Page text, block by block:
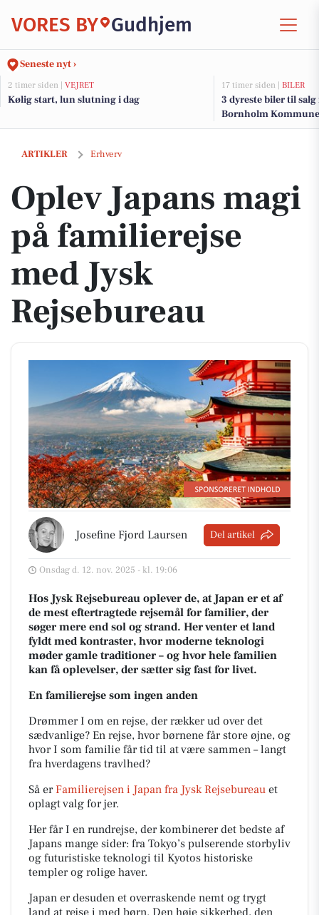
VORES BY Gudhjem
Seneste nyt ›
2 timer siden | VEJRET
Kølig start, lun slutning i dag
17 timer siden | BILER
3 dyreste biler til
Bornholm Kommune
ARTIKLER Erhverv
Oplev Japans magi på familierejse med Jysk Rejsebureau
Oplev Japans magi
på familierejse
med Jysk
Rejsebureau
Josefine Fjord Laursen Del artikel
Onsdag d. 12. nov. 2025 - kl. 19:06
Hos Jysk Rejsebureau oplever de, at Japan er et af
de mest eftertragtede rejsemål for familier, der
søger mere end sol og strand. Her venter et land
fyldt med kontraster, hvor moderne teknologi
møder gamle traditioner – og hvor hele familien
kan få oplevelser, der sætter sig fast for livet.
En familierejse som ingen anden
Drømmer I om en rejse, der rækker ud over det
sædvanlige? En rejse, hvor børnene får store øjne, og
hvor I som familie får tid til at være sammen – langt
fra hverdagens travlhed?
Så er Familierejsen i Japan fra Jysk Rejsebureau et
oplagt valg for jer.
Her får I en rundrejse, der kombinerer det bedste af
Japans mange sider: fra Tokyo’s pulserende storbyliv
og futuristiske teknologi til Kyotos historiske
templer og rolige haver.
Japan er desuden et overraskende nemt og trygt
land at rejse i med børn. Den høje sikkerhed, den